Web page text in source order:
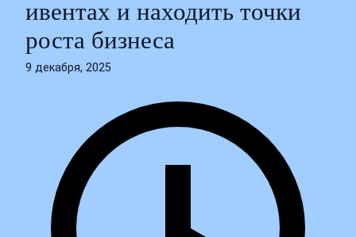
ивентах и находить точки
роста бизнеса
9 декабря, 2025